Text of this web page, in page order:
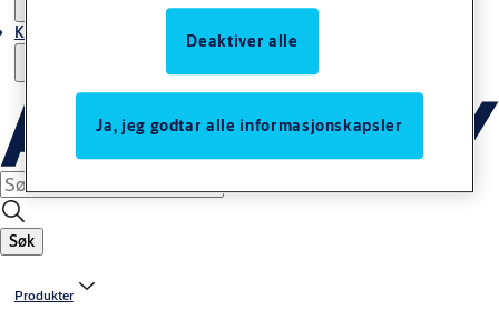
Kontakt oss
Søk
Produkter
Deaktiver alle
Ja, jeg godtar alle informasjonskapsler